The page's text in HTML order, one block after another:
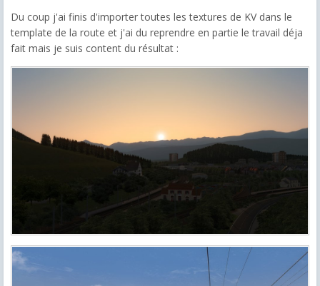
Du coup j'ai finis d'importer toutes les textures de KV dans le
template de la route et j'ai du reprendre en partie le travail déja
fait mais je suis content du résultat :